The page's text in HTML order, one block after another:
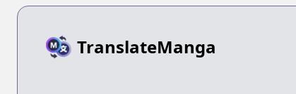
TranslateManga